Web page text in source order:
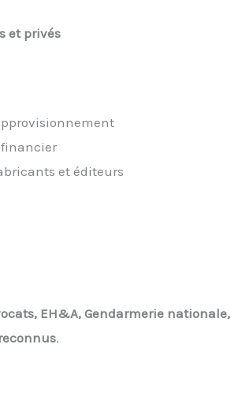
et privés
et éditeurs
EH&A, Gendarmerie nationale,
.